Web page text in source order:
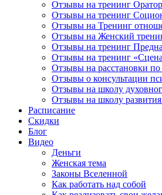
Отзывы на тренинг
Отзывы на тренинг
Отзывы на Тренинг
Отзывы на Женский
Отзывы на тренинг
Отзывы на тренинг
Отзывы на расстановки
Отзывы о консультации
Отзывы на школу
Отзывы на школу
Расписание
Скидки
Блог
Видео
Деньги
Женская тема
Законы Вселенной
Как работать над собой